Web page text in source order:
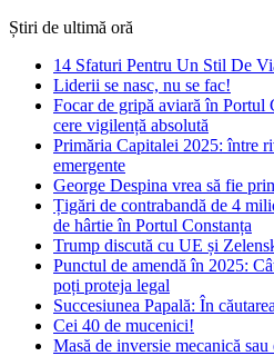
Știri de ultimă oră
14 Sfaturi Pentru Un Stil De
Liderii se nasc, nu se fac!
Focar de gripă aviară în Portul
cere vigilență absolută
Primăria Capitalei 2025: între
emergente
George Despina vrea să fie
Țigări de contrabandă de 4
de hârtie în Portul Constanța
Trump discută cu UE și
Punctul de amendă în 2025:
poți proteja legal
Succesiunea Papală: În
Cei 40 de mucenici!
Masă de inversie mecanică sau